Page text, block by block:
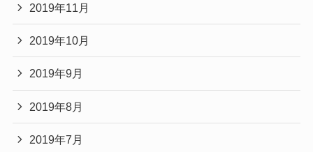
2019年11月
2019年10月
2019年9月
2019年8月
2019年7月